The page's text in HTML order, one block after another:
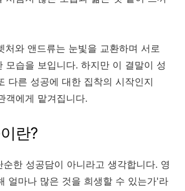
처와 앤드류는 눈빛을 교환하며 서로
모습을 보입니다. 하지만 이 결말이 성
다른 성공에 대한 집착의 시작인지
객에게 맡겨집니다.
란?
한 성공담이 아니라고 생각합니다. 영
얼마나 많은 것을 희생할 수 있는가'라